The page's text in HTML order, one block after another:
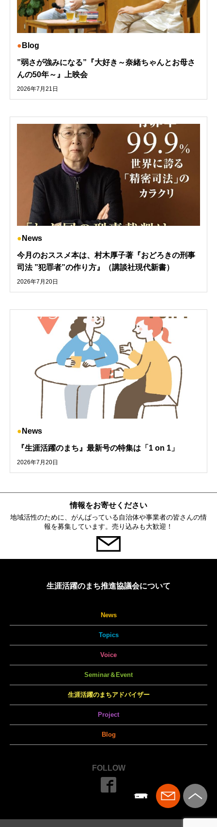
Blog
”弱さが強みになる”『大好き～奈緒ちゃんとお母さ
んの50年～』上映会
2026年7月21日
News
今月のおススメ本は、村木厚子著『おどろきの刑事
司法 ”犯罪者”の作り方』（講談社現代新書）
2026年7月20日
News
『生涯活躍のまち』最新号の特集は「1 on 1」
2026年7月20日
情報をお寄せください
地域活性のために、がんばっている自治体や事業者の皆さんの情
報を募集しています。売り込みも大歓迎！
生涯活躍のまち推進協議会について
News
Topics
Voice
Seminar＆Event
生涯活躍のまちアドバイザー
Project
Blog
FOLLOW